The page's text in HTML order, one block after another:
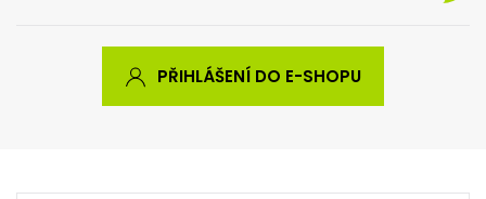
PŘIHLÁŠENÍ DO E-SHOPU